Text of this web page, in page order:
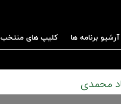
آرشیو برنامه ها کلیپ های منتخب